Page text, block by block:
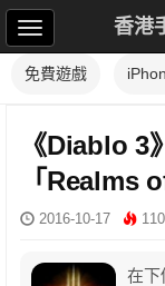
香港
免費遊戲
《Diablo 3
「Realms
2016-10-17
在下